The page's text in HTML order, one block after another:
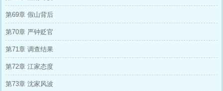
第69章 假山背后
第70章 严钟贬官
第71章 调查结果
第72章 江家态度
第73章 沈家风波